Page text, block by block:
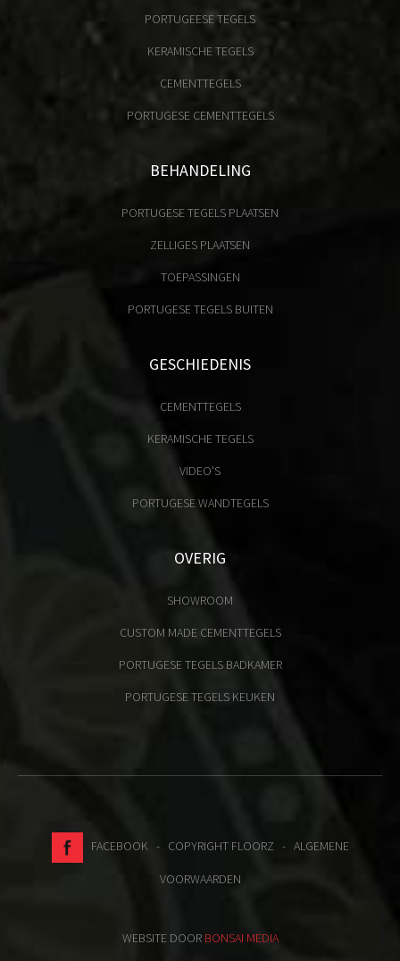
PORTUGEESE TEGELS
KERAMISCHE TEGELS
CEMENTTEGELS
PORTUGESE CEMENTTEGELS
BEHANDELING
PORTUGESE TEGELS PLAATSEN
ZELLIGES PLAATSEN
TOEPASSINGEN
PORTUGESE TEGELS BUITEN
GESCHIEDENIS
CEMENTTEGELS
KERAMISCHE TEGELS
VIDEO'S
PORTUGESE WANDTEGELS
OVERIG
SHOWROOM
CUSTOM MADE CEMENTTEGELS
PORTUGESE TEGELS BADKAMER
PORTUGESE TEGELS KEUKEN
FACEBOOK- COPYRIGHT FLOORZ - ALGEMENE
VOORWAARDEN
WEBSITE DOOR BONSAI MEDIA